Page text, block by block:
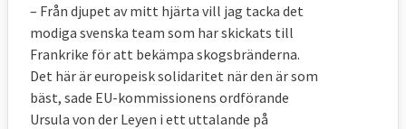
– Från djupet av mitt hjärta vill jag tacka det
modiga svenska team som har skickats till
Frankrike för att bekämpa skogsbränderna.
Det här är europeisk solidaritet när den är som
bäst, sade EU-kommissionens ordförande
Ursula von der Leyen i ett uttalande på